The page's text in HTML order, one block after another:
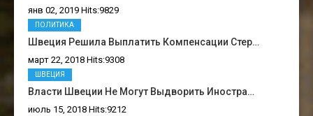
янв 02, 2019 Hits:9829
Швеция Решила Выплатить Компенсации Стер…
март 22, 2018 Hits:9308
ПОЛИТИКА
Власти Швеции Не Могут Выдворить Иностра…
июль 15, 2018 Hits:9212
ШВЕЦИЯ